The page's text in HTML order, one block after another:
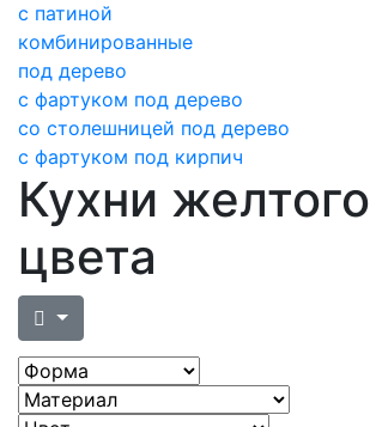
с патиной
комбинированные
под дерево
с фартуком под дерево
со столешницей под дерево
с фартуком под кирпич
Кухни желтого
цвета